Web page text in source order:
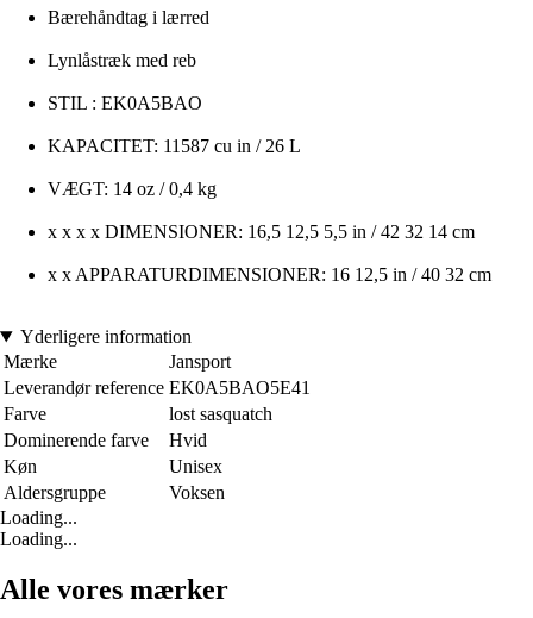
Bærehåndtag i lærred
Lynlåstræk med reb
STIL : EK0A5BAO
KAPACITET: 11587 cu in / 26 L
VÆGT: 14 oz / 0,4 kg
x x x x DIMENSIONER: 16,5 12,5 5,5 in / 42 32 14 cm
x x APPARATURDIMENSIONER: 16 12,5 in / 40 32 cm
Yderligere information
Mærke
Jansport
Leverandør reference EK0A5BAO5E41
Farve
lost sasquatch
Dominerende farve
Hvid
Køn
Unisex
Aldersgruppe
Voksen
Loading...
Loading...
Alle vores mærker